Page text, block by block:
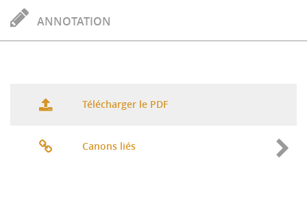
ANNOTATION
Télécharger le PDF
Canons liés